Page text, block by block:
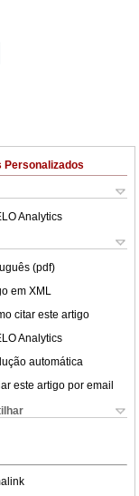
Personalizados
Analytics
(pdf)
em XML
citar este artigo
Analytics
automática
este artigo por email